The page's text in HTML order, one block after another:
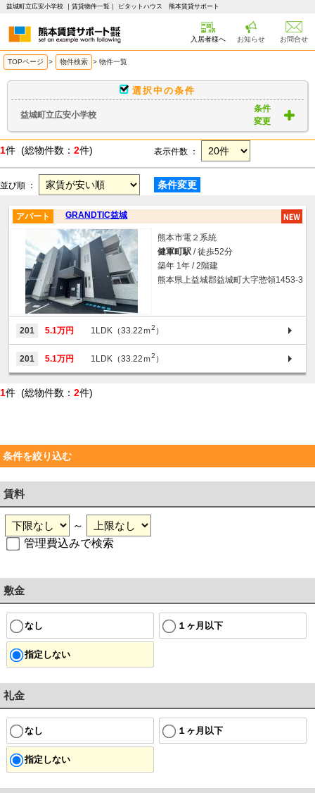
益城町立広安小学校 ｜賃貸物件一覧｜ ピタットハウス 熊本賃貸サポート
入居者様へ お知らせ お問合せ
TOPページ > 物件検索 > 物件一覧
選択中の条件
益城町立広安小学校
条件
変更
1件 (総物件数： 2件) 表示件数 ：
並び順 ： 条件変更
GRANDTIC益城
アパート
熊本市電２系統
健軍町駅 / 徒歩52分
築年 1年 / 2階建
熊本県上益城郡益城町大字惣領1453-3
201 5.1万円 1LDK（33.22ｍ2 ）
201 5.1万円 1LDK（33.22ｍ2 ）
1件 (総物件数： 2件)
条件を絞り込む
賃料
～
管理費込みで検索
敷金
なし １ヶ月以下
指定しない
礼金
なし １ヶ月以下
指定しない